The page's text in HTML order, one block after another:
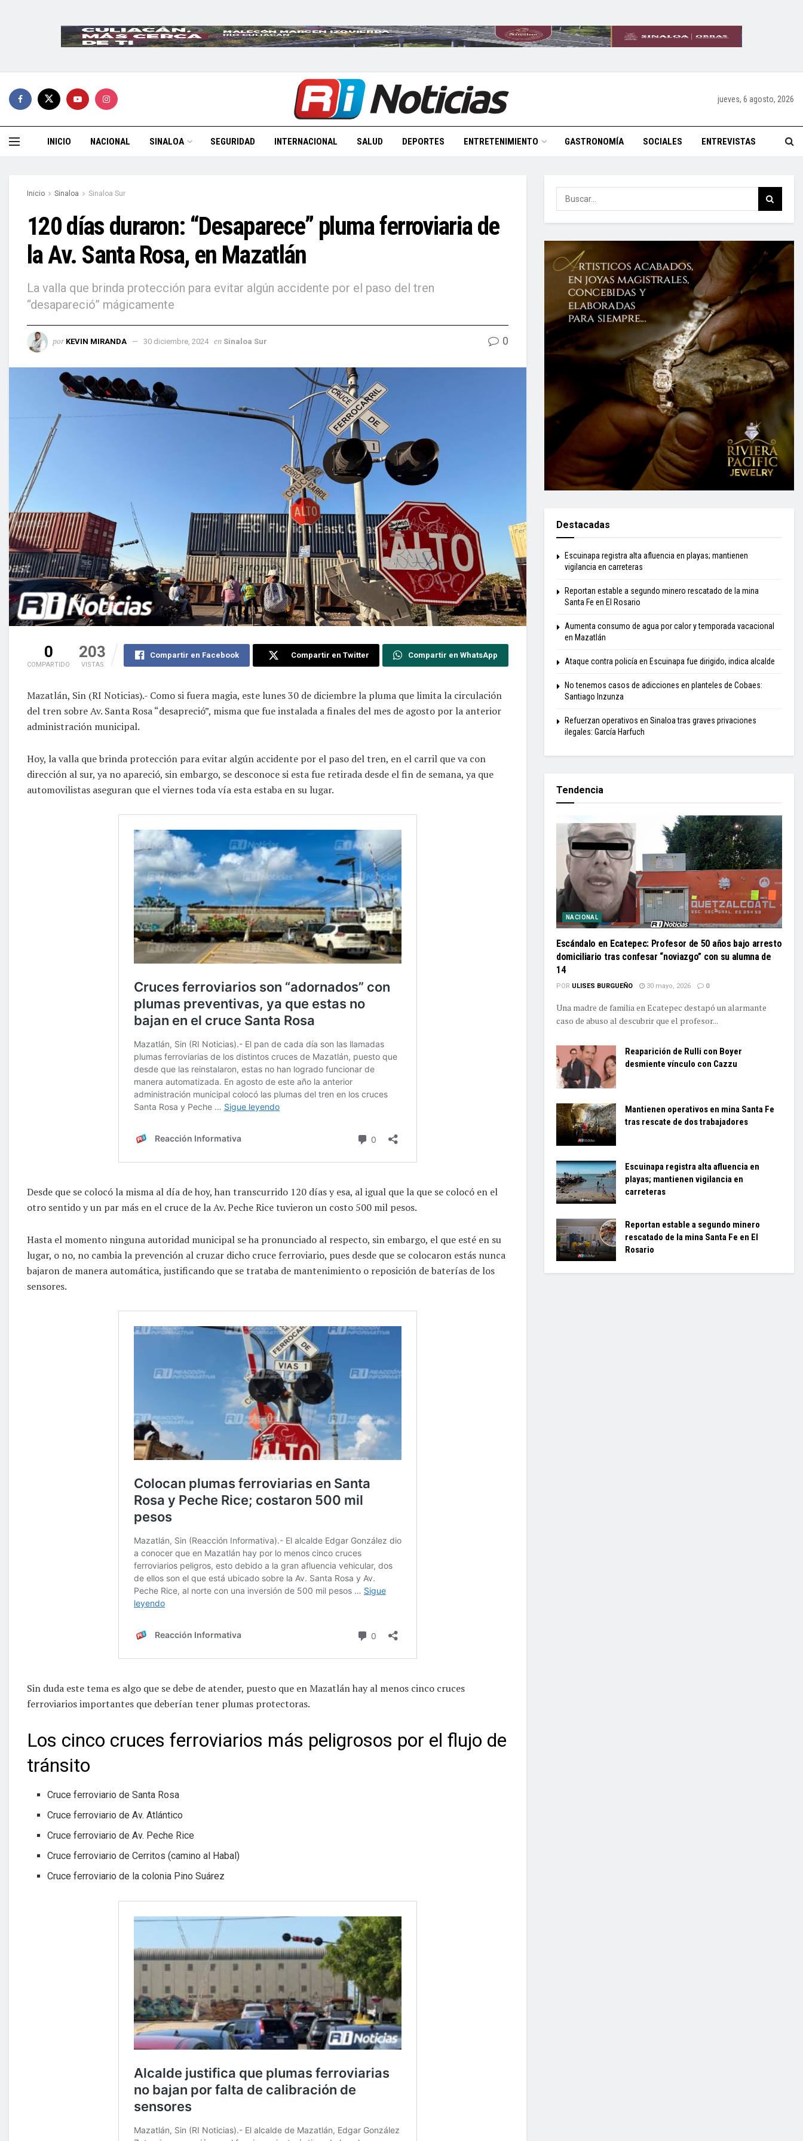
jueves, 6 agosto, 2026
INICIO NACIONAL SINALOA SEGURIDAD INTERNACIONAL SALUD DEPORTES ENTRETENIMIENTO GASTRONOMÍA SOCIALES ENTREVISTAS
Inicio Sinaloa Sinaloa Sur
120 días duraron: “Desaparece” pluma ferroviaria de
la Av. Santa Rosa, en Mazatlán
La valla que brinda protección para evitar algún accidente por el paso del tren
“desapareció” mágicamente
por KEVIN MIRANDA 30 diciembre, 2024 en Sinaloa Sur 0
0
COMPARTIDO
203
VISTAS
Compartir en Facebook Compartir en Twitter Compartir en WhatsApp
Mazatlán, Sin (RI Noticias).- Como si fuera magia, este lunes 30 de diciembre la pluma que limita la circulación
del tren sobre Av. Santa Rosa “desapreció”, misma que fue instalada a finales del mes de agosto por la anterior
administración municipal.
Hoy, la valla que brinda protección para evitar algún accidente por el paso del tren, en el carril que va con
dirección al sur, ya no apareció, sin embargo, se desconoce si esta fue retirada desde el fin de semana, ya que
automovilistas aseguran que el viernes toda vía esta estaba en su lugar.
Desde que se colocó la misma al día de hoy, han transcurrido 120 días y esa, al igual que la que se colocó en el
otro sentido y un par más en el cruce de la Av. Peche Rice tuvieron un costo 500 mil pesos.
Hasta el momento ninguna autoridad municipal se ha pronunciado al respecto, sin embargo, el que esté en su
lugar, o no, no cambia la prevención al cruzar dicho cruce ferroviario, pues desde que se colocaron estás nunca
bajaron de manera automática, justificando que se trataba de mantenimiento o reposición de baterías de los
sensores.
Sin duda este tema es algo que se debe de atender, puesto que en Mazatlán hay al menos cinco cruces
ferroviarios importantes que deberían tener plumas protectoras.
Los cinco cruces ferroviarios más peligrosos por el flujo de
tránsito
Cruce ferroviario de Santa Rosa
Cruce ferroviario de Av. Atlántico
Cruce ferroviario de Av. Peche Rice
Cruce ferroviario de Cerritos (camino al Habal)
Cruce ferroviario de la colonia Pino Suárez
Destacadas
Escuinapa registra alta afluencia en playas; mantienen
vigilancia en carreteras
Reportan estable a segundo minero rescatado de la mina
Santa Fe en El Rosario
Aumenta consumo de agua por calor y temporada vacacional
en Mazatlán
Ataque contra policía en Escuinapa fue dirigido, indica alcalde
No tenemos casos de adicciones en planteles de Cobaes:
Santiago Inzunza
Refuerzan operativos en Sinaloa tras graves privaciones
ilegales: García Harfuch
Tendencia
NACIONAL
Escándalo en Ecatepec: Profesor de 50 años bajo arresto
domiciliario tras confesar “noviazgo” con su alumna de
14
POR ULISES BURGUEÑO 30 mayo, 2026 0
Una madre de familia en Ecatepec destapó un alarmante
caso de abuso al descubrir que el profesor...
Reaparición de Rulli con Boyer
desmiente vínculo con Cazzu
Mantienen operativos en mina Santa Fe
tras rescate de dos trabajadores
Escuinapa registra alta afluencia en
playas; mantienen vigilancia en
carreteras
Reportan estable a segundo minero
rescatado de la mina Santa Fe en El
Rosario